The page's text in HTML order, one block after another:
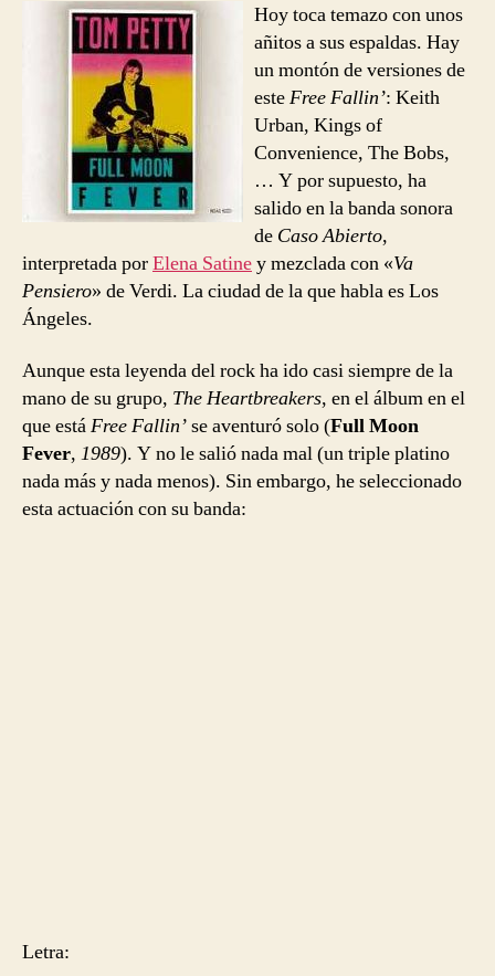
Fallin’
Hoy toca temazo con unos
añitos a sus espaldas. Hay
un montón de versiones de
esteFree Fallin’: Keith
Urban, Kings of
Convenience, The Bobs,
… Y por supuesto, ha
salido en la banda sonora
de Caso Abierto,
interpretada porElena Satiney mezclada con «Va
Pensiero» de Verdi. La ciudad de la que habla es Los
Ángeles.
Aunque esta leyenda del rock ha ido casi siempre de la
mano de su grupo, The Heartbreakers, en el álbum en el
que estáFree Fallin’se aventuró solo (Full Moon
Fever, 1989). Y no le salió nada mal (un triple platino
nada más y nada menos). Sin embargo, he seleccionado
esta actuación con su banda:
Letra: